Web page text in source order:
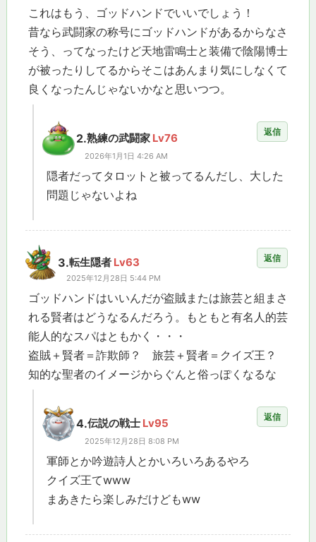
これはもう、ゴッドハンドでいいでしょう！
昔なら武闘家の称号にゴッドハンドがあるからなさ
そう、ってなったけど天地雷鳴士と装備で陰陽博士
が被ったりしてるからそこはあんまり気にしなくて
良くなったんじゃないかなと思いつつ。
2.熟練の武闘家 Lv76
2026年1月1日 4:26 AM
隠者だってタロットと被ってるんだし、大した
問題じゃないよね
返信
3.転生隠者 Lv63
2025年12月28日 5:44 PM
ゴッドハンドはいいんだが盗賊または旅芸と組まさ
れる賢者はどうなるんだろう。もともと有名人的芸
能人的なスパはともかく・・・
盗賊＋賢者＝詐欺師？ 旅芸＋賢者＝クイズ王？
知的な聖者のイメージからぐんと俗っぽくなるな
返信
4.伝説の戦士 Lv95
2025年12月28日 8:08 PM
軍師とか吟遊詩人とかいろいろあるやろ
クイズ王てwww
まあきたら楽しみだけどもww
返信